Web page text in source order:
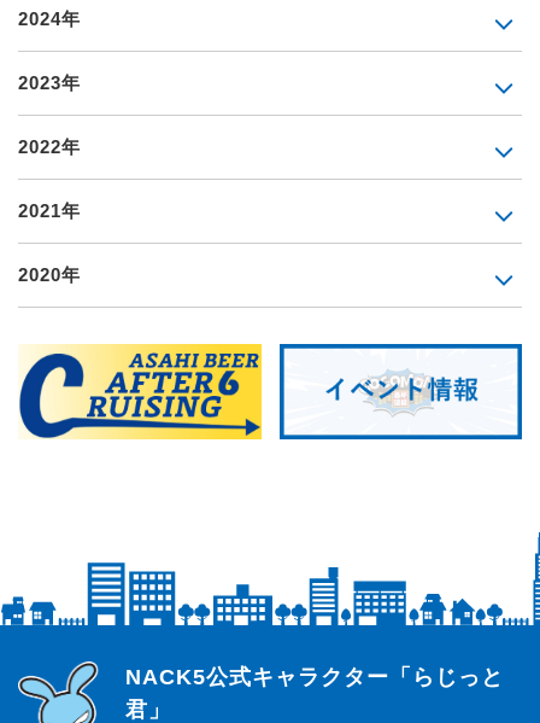
2024年
2023年
2022年
2021年
2020年
らじっと君
NACK5公式キャラクター「らじっと
君」